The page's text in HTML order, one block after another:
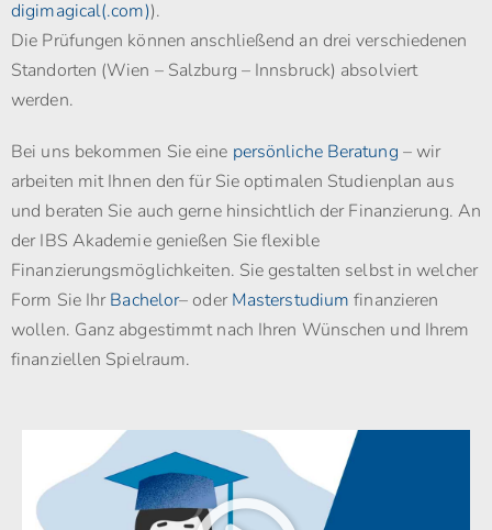
digimagical(.com)).
Die Prüfungen können anschließend an drei verschiedenen
Standorten (Wien – Salzburg – Innsbruck) absolviert
werden.
Bei uns bekommen Sie eine persönliche Beratung – wir
arbeiten mit Ihnen den für Sie optimalen Studienplan aus
und beraten Sie auch gerne hinsichtlich der Finanzierung. An
der IBS Akademie genießen Sie flexible
Finanzierungsmöglichkeiten. Sie gestalten selbst in welcher
Form Sie IhrBachelor– oderMasterstudium finanzieren
wollen. Ganz abgestimmt nach Ihren Wünschen und Ihrem
finanziellen Spielraum.